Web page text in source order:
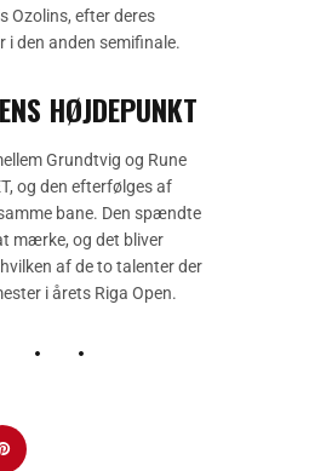
Ozolins, efter deres
i den anden semifinale.
HØJDEPUNKT
Grundtvig og Rune
og den efterfølges af
bane. Den spændte
mærke, og det bliver
af de to talenter der
i årets Riga Open.